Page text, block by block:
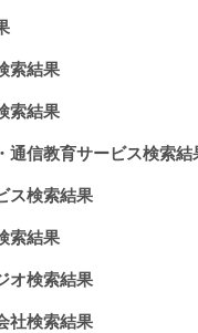
索結果
索結果
通信教育サービス検索結
ス検索結果
索結果
オ検索結果
社検索結果